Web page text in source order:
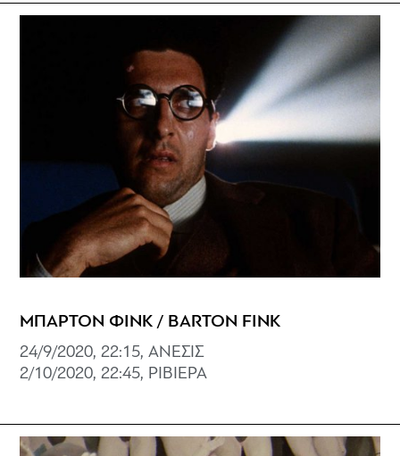
ΜΠΑΡΤΟΝ ΦΙΝΚ / BARTON FINK
24/9/2020, 22:15, ΑΝΕΣΙΣ
2/10/2020, 22:45, ΡΙΒΙΕΡΑ